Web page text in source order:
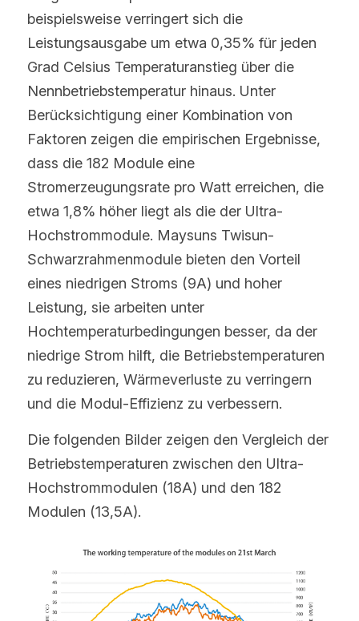
beispielsweise verringert sich die
Leistungsausgabe um etwa 0,35% für jeden
Grad Celsius Temperaturanstieg über die
Nennbetriebstemperatur hinaus. Unter
Berücksichtigung einer Kombination von
Faktoren zeigen die empirischen Ergebnisse,
dass die 182 Module eine
Stromerzeugungsrate pro Watt erreichen, die
etwa 1,8% höher liegt als die der Ultra-
Hochstrommodule. Maysuns Twisun-
Schwarzrahmenmodule bieten den Vorteil
eines niedrigen Stroms (9A) und hoher
Leistung, sie arbeiten unter
Hochtemperaturbedingungen besser, da der
niedrige Strom hilft, die Betriebstemperaturen
zu reduzieren, Wärmeverluste zu verringern
und die Modul-Effizienz zu verbessern.
Die folgenden Bilder zeigen den Vergleich der
Betriebstemperaturen zwischen den Ultra-
Hochstrommodulen (18A) und den 182
Modulen (13,5A).